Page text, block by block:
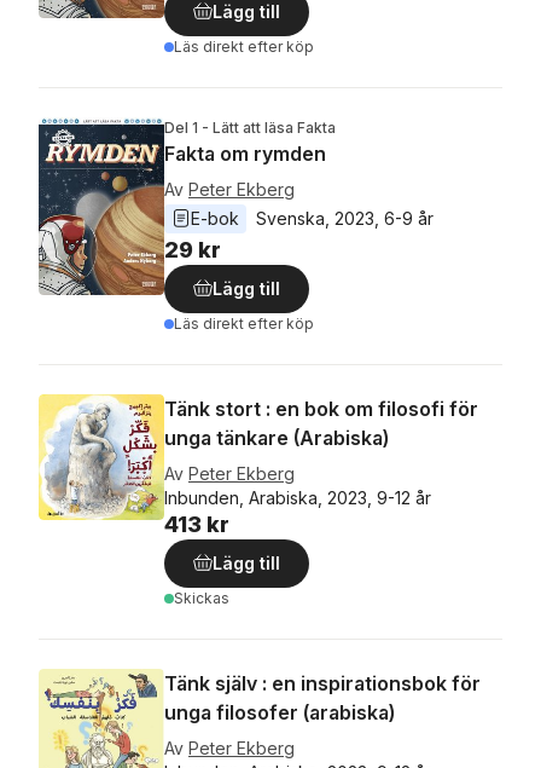
Lägg till
Läs direkt efter köp
Del 1 - Lätt att läsa Fakta
Fakta om rymden
Av Peter Ekberg
E-bok
Svenska 2023 6-9 år
29 kr
Lägg till
Läs direkt efter köp
Tänk stort : en bok om filosofi för
unga tänkare (Arabiska)
Av Peter Ekberg
Inbunden, Arabiska, 2023, 9-12 år
413 kr
Lägg till
Skickas
Tänk själv : en inspirationsbok för
unga filosofer (arabiska)
Av Peter Ekberg